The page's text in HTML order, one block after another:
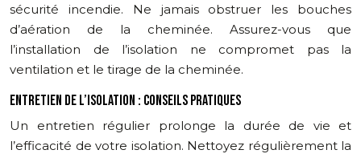
sécurité incendie. Ne jamais obstruer les bouches
d’aération de la cheminée. Assurez-vous que
l’installation de l’isolation ne compromet pas la
ventilation et le tirage de la cheminée.
ENTRETIEN DE L’ISOLATION : CONSEILS PRATIQUES
Un entretien régulier prolonge la durée de vie et
l’efficacité de votre isolation. Nettoyez régulièrement la